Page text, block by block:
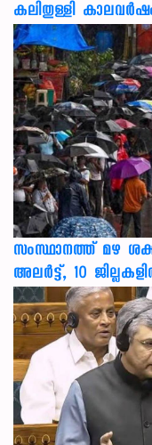
കലിതുള്ളി
സംസ്ഥാനത്ത് മഴ
അലർട്ട്, 10